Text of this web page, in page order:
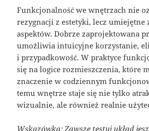
Funkcjonalność we wnętrzach nie
rezygnacji z estetyki, lecz umiejętne
aspektów. Dobrze zaprojektowana
umożliwia intuicyjne korzystanie,
i przypadkowość. W praktyce
się na logice rozmieszczenia, które
znaczenie w codziennym
temu wnętrze staje się nie tylko
wizualnie, ale również realnie
Wskazówka: Zawsze testuj układ